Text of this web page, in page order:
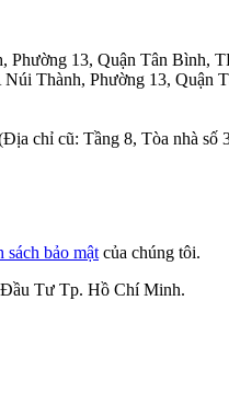
Phường 13, Quận Tân Bình,
Thành, Phường 13, Quận
chỉ cũ: Tầng 8, Tòa nhà số
sách bảo mật của chúng tôi.
Đầu Tư Tp. Hồ Chí Minh.